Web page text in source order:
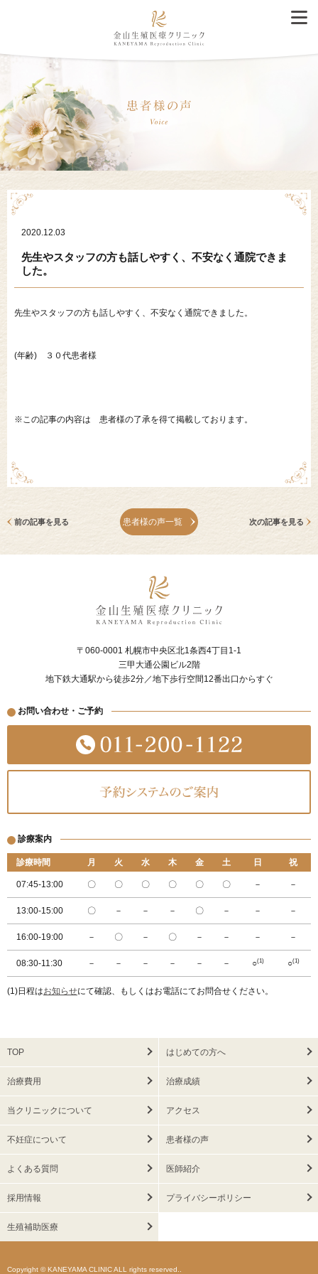
2020.12.03
先生やスタッフの方も話しやすく、不安なく通院できま
した。
先生やスタッフの方も話しやすく、不安なく通院できました。
(年齢) ３０代患者様
※この記事の内容は 患者様の了承を得て掲載しております。
前の記事を見る 患者様の声一覧 次の記事を見る
〒060-0001 札幌市中央区北1条西4丁目1-1
三甲大通公園ビル2階
地下鉄大通駅から徒歩2分／地下歩行空間12番出口からすぐ
お問い合わせ・ご予約
診療案内
診療時間 月 火 水 木 金 土 日 祝
07:45-13:00 〇 〇 〇 〇 〇 〇 － －
13:00-15:00 〇 － － － 〇 － － －
16:00-19:00 － 〇 － 〇 － － － －
08:30-11:30 － － － － － － ○(1) ○(1)
(1)日程はお知らせにて確認、もしくはお電話にてお問合せください。
TOP はじめての方へ
治療費用 治療成績
当クリニックについて アクセス
不妊症について 患者様の声
よくある質問 医師紹介
採用情報 プライバシーポリシー
生殖補助医療
Copyright © KANEYAMA CLINIC ALL rights reserved..